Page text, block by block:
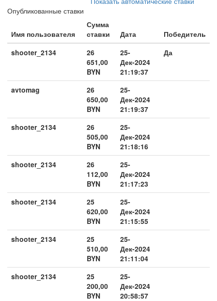
Опубликованные ставки
Имя пользователя
Сумма
ставки
Дата
Победитель
shooter_2134
26
651,00
BYN
25-
Дек-2024
21:19:37
Да
avtomag
26
650,00
BYN
25-
Дек-2024
21:19:37
shooter_2134
26
505,00
BYN
25-
Дек-2024
21:18:16
shooter_2134
26
112,00
BYN
25-
Дек-2024
21:17:23
shooter_2134
25
620,00
BYN
25-
Дек-2024
21:15:55
shooter_2134
25
510,00
BYN
25-
Дек-2024
21:11:04
shooter_2134
25
200,00
BYN
25-
Дек-2024
20:58:57